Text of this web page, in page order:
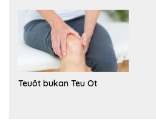
Teuöt bukan Teu Ot